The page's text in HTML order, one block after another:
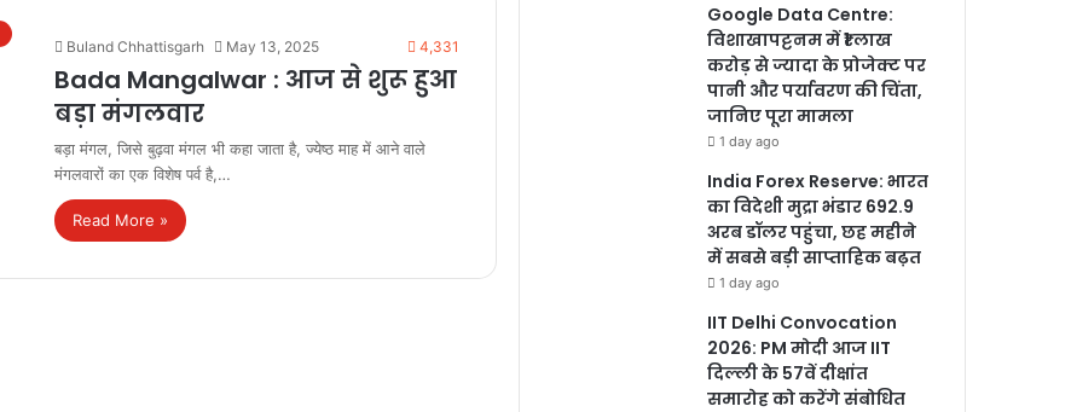
Buland Chhattisgarh May 13, 2025 4,331
Bada Mangalwar : आज से शुरू हुआ
बड़ा मंगलवार
बड़ा मंगल, जिसे बुढ़वा मंगल भी कहा जाता है, ज्येष्ठ माह में आने वाले
मंगलवारों का एक विशेष पर्व है,…
Read More »
Google Data Centre:
विशाखापट्टनम में ₹1 लाख
करोड़ से ज्यादा के प्रोजेक्ट पर
पानी और पर्यावरण की चिंता,
जानिए पूरा मामला
1 day ago
India Forex Reserve: भारत
का विदेशी मुद्रा भंडार 692.9
अरब डॉलर पहुंचा, छह महीने
में सबसे बड़ी साप्ताहिक बढ़त
1 day ago
IIT Delhi Convocation
2026: PM मोदी आज IIT
दिल्ली के 57वें दीक्षांत
समारोह को करेंगे संबोधित